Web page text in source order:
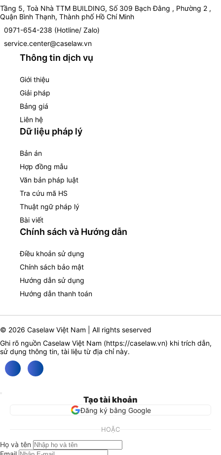
Tầng 5, Toà Nhà TTM BUILDING, Số 309 Bạch Đằng , Phường 2 ,
Quận Bình Thạnh, Thành phố Hồ Chí Minh
0971-654-238 (Hotline/ Zalo)
service.center@caselaw.vn
Thông tin dịch vụ
Giới thiệu
Giải pháp
Bảng giá
Liên hệ
Dữ liệu pháp lý
Bản án
Hợp đồng mẫu
Văn bản pháp luật
Tra cứu mã HS
Thuật ngữ pháp lý
Bài viết
Chính sách và Hướng dẫn
Điều khoản sử dụng
Chính sách bảo mật
Hướng dẫn sử dụng
Hướng dẫn thanh toán
© 2026 Caselaw Việt Nam | All rights seserved
Ghi rõ nguồn Caselaw Việt Nam (https://caselaw.vn) khi trích dẫn,
sử dụng thông tin, tài liệu từ địa chỉ này.
Tạo tài khoản
Đăng ký bằng Google
HOẶC
Họ và tên